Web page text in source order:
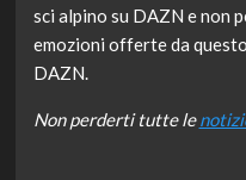
sci alpino su DAZN e non
emozioni offerte da
DAZN.
Non perderti tutte le